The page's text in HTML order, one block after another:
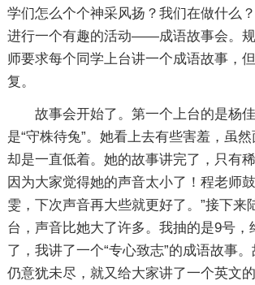
学们怎么个个神采风扬？我们在做什么
进行一个有趣的活动——成语故事会。
师要求每个同学上台讲一个成语故事，
复。
故事会开始了。第一个上台的是杨
是“守株待兔”。她看上去有些害羞，虽
却是一直低着。她的故事讲完了，只有稀
因为大家觉得她的声音太小了！程老师
雯，下次声音再大些就更好了。”接下来
台，声音比她大了许多。我抽的是9号，
了，我讲了一个“专心致志”的成语故事
仍意犹未尽，就又给大家讲了一个英文